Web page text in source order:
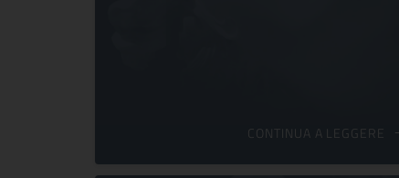
CONTINUA A LEGGERE